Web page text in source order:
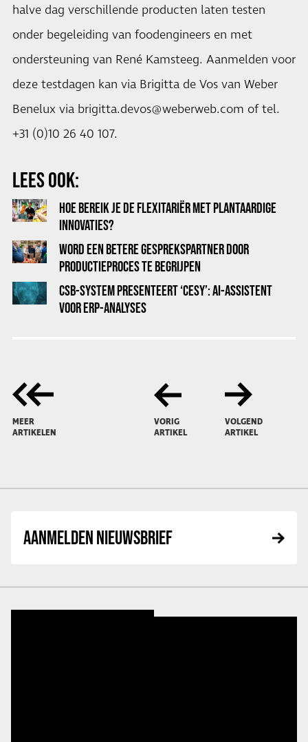
halve dag verschillende producten laten testen
onder begeleiding van foodengineers en met
ondersteuning van René Kamsteeg. Aanmelden voor
deze testdagen kan via Brigitta de Vos van Weber
Benelux via brigitta.devos@weberweb.com of tel.
+31 (0)10 26 40 107.
LEES OOK:
HOE BEREIK JE DE FLEXITARIËR MET PLANTAARDIGE
INNOVATIES?
WORD EEN BETERE GESPREKSPARTNER DOOR
PRODUCTIEPROCES TE BEGRIJPEN
CSB-SYSTEM PRESENTEERT ‘CESY’: AI-ASSISTENT
VOOR ERP-ANALYSES
MEER
ARTIKELEN
VORIG
ARTIKEL
VOLGEND
ARTIKEL
AANMELDEN NIEUWSBRIEF